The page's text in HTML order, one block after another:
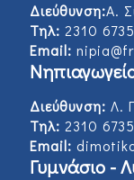
Διεύθυνση:Α.
Τηλ: 2310
Email:
Διεύθυνση: Λ.
Τηλ: 2310
Email:
Γυμνάσιο -